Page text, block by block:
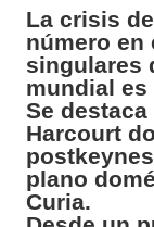
La crisis
número en
singulares
mundial es
Se
Harcourt
plano
Curia.